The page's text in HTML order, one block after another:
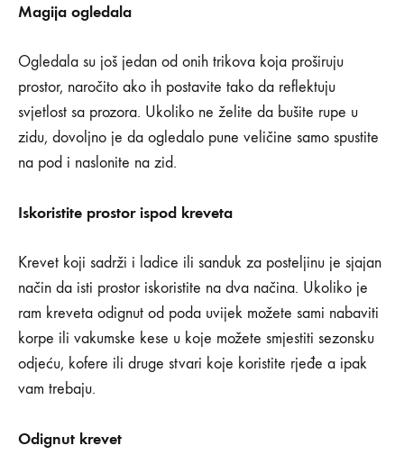
Magija ogledala
Ogledala su još jedan od onih trikova koja proširuju
prostor, naročito ako ih postavite tako da reflektuju
svjetlost sa prozora. Ukoliko ne želite da bušite rupe u
zidu, dovoljno je da ogledalo pune veličine samo spustite
na pod i naslonite na zid.
Iskoristite prostor ispod kreveta
Krevet koji sadrži i ladice ili sanduk za posteljinu je sjajan
način da isti prostor iskoristite na dva načina. Ukoliko je
ram kreveta odignut od poda uvijek možete sami nabaviti
korpe ili vakumske kese u koje možete smjestiti sezonsku
odjeću, kofere ili druge stvari koje koristite rjeđe a ipak
vam trebaju.
Odignut krevet